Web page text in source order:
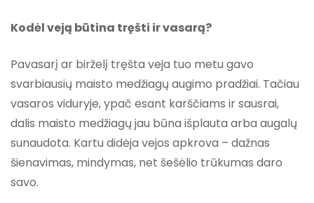
Kodėl veją būtina tręšti ir vasarą?
Pavasarį ar birželį tręšta veja tuo metu gavo
svarbiausių maisto medžiagų augimo pradžiai. Tačiau
vasaros viduryje, ypač esant karščiams ir sausrai,
dalis maisto medžiagų jau būna išplauta arba augalų
sunaudota. Kartu didėja vejos apkrova – dažnas
šienavimas, mindymas, net šešėlio trūkumas daro
savo.